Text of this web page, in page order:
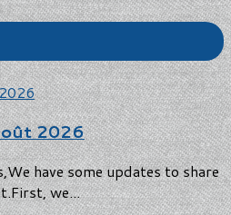
2026
have some updates to share
we...